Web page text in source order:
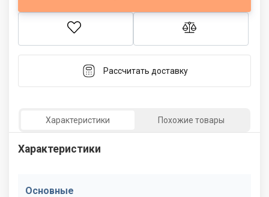
Рассчитать доставку
Характеристики Похожие товары
Характеристики
Основные